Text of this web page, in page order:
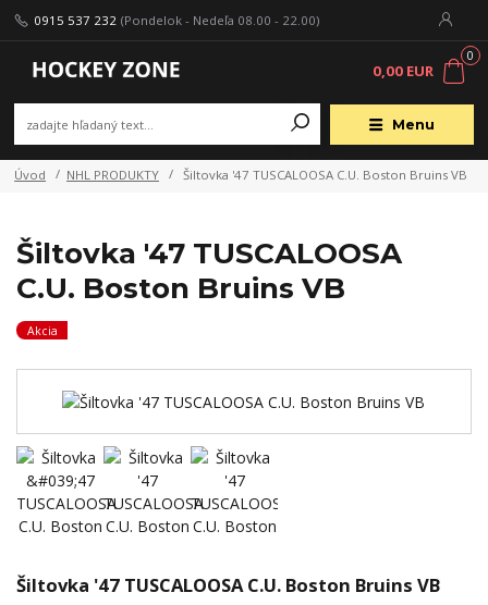
Menu
0915 537 232 (Pondelok - Nedeľa 08.00 - 22.00)
0
0,00 EUR
Úvod NHL PRODUKTY Šiltovka '47 TUSCALOOSA C.U. Boston Bruins VB
Šiltovka '47 TUSCALOOSA
C.U. Boston Bruins VB
Akcia
Šiltovka '47 TUSCALOOSA C.U. Boston Bruins VB